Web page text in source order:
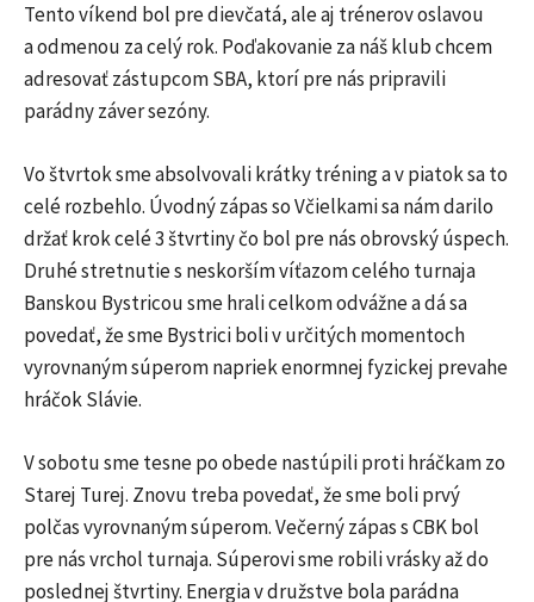
Tento víkend bol pre dievčatá, ale aj trénerov oslavou
a odmenou za celý rok. Poďakovanie za náš klub chcem
adresovať zástupcom SBA, ktorí pre nás pripravili
parádny záver sezóny.
Vo štvrtok sme absolvovali krátky tréning a v piatok sa to
celé rozbehlo. Úvodný zápas so Včielkami sa nám darilo
držať krok celé 3 štvrtiny čo bol pre nás obrovský úspech.
Druhé stretnutie s neskorším víťazom celého turnaja
Banskou Bystricou sme hrali celkom odvážne a dá sa
povedať, že sme Bystrici boli v určitých momentoch
vyrovnaným súperom napriek enormnej fyzickej prevahe
hráčok Slávie.
V sobotu sme tesne po obede nastúpili proti hráčkam zo
Starej Turej. Znovu treba povedať, že sme boli prvý
polčas vyrovnaným súperom. Večerný zápas s CBK bol
pre nás vrchol turnaja. Súperovi sme robili vrásky až do
poslednej štvrtiny. Energia v družstve bola parádna